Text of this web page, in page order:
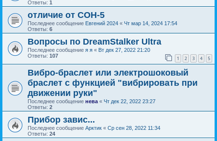
Ответы: 1
отличие от СОН-5
Последнее сообщение Евгений 2024 « Чт мар 14, 2024 17:54
Ответы: 6
Вопросы по DreamStalker Ultra
Последнее сообщение я я « Вт дек 27, 2022 21:20
Ответы: 107 1 2 3 4 5
Вибро-браслет или электрошоковый
браслет с функцией "вибрировать при
движении руки"
Последнее сообщение нева « Чт дек 22, 2022 23:27
Ответы: 2
Прибор завис...
Последнее сообщение Арктик « Ср сен 28, 2022 11:34
Ответы: 24